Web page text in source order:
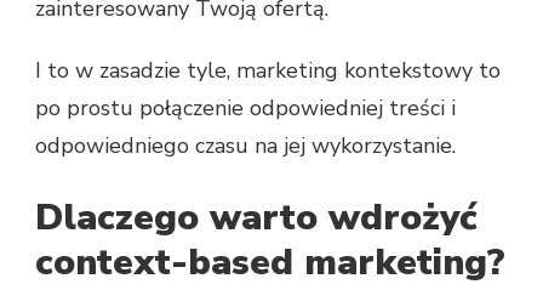
zainteresowany Twoją ofertą.
I to w zasadzie tyle, marketing kontekstowy to
po prostu połączenie odpowiedniej treści i
odpowiedniego czasu na jej wykorzystanie.
Dlaczego warto wdrożyć
context-based marketing?